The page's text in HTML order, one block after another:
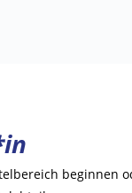
beginnen